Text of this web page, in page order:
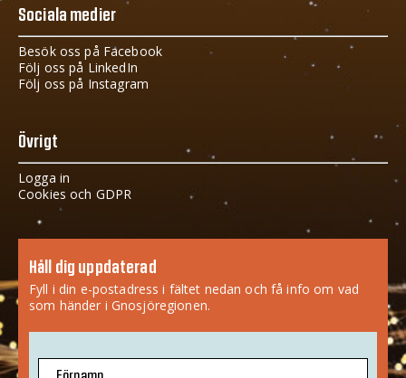
Sociala medier
Besök oss på Facebook
Följ oss på LinkedIn
Följ oss på Instagram
Övrigt
Logga in
Cookies och GDPR
Håll dig uppdaterad
Fyll i din e-postadress i fältet nedan och få info om vad
som händer i Gnosjöregionen.